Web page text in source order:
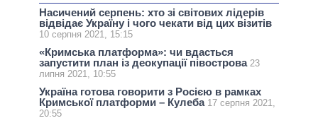
Насичений серпень: хто зі світових лідерів
відвідає Україну і чого чекати від цих візитів
10 серпня 2021, 15:15
«Кримська платформа»: чи вдасться
запустити план із деокупації півострова 23
липня 2021, 10:55
Україна готова говорити з Росією в рамках
Кримської платформи – Кулеба 17 серпня 2021,
20:55